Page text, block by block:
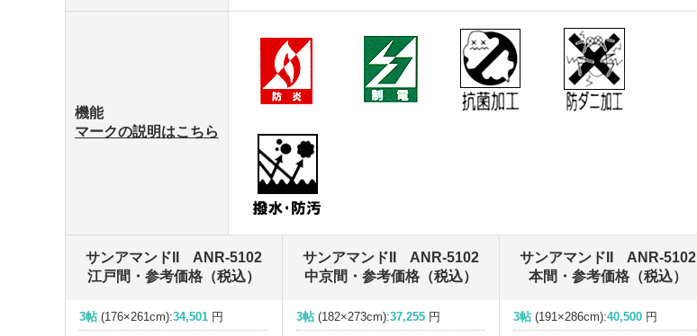
機能
マークの説明はこちら
サンアマンドII ANR-5102
江戸間・参考価格（税込）
3帖(176×261cm):34,501円
サンアマンドII ANR-5102
中京間・参考価格（税込）
3帖(182×273cm):37,255円
サンアマンドII ANR-5102
本間・参考価格（税込）
3帖(191×286cm):40,500円